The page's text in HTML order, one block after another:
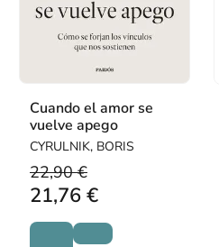
Cuando el amor se
vuelve apego
CYRULNIK, BORIS
22,90 €
21,76 €